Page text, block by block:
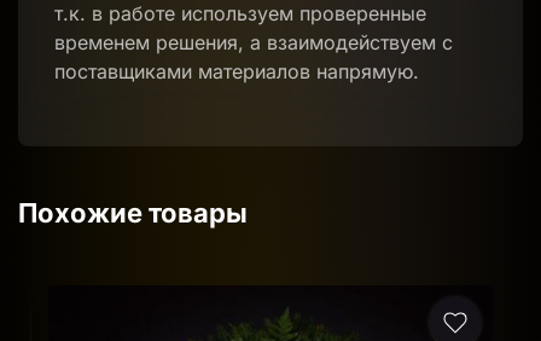
т.к. в работе используем проверенные
временем решения, а взаимодействуем с
поставщиками материалов напрямую.
Похожие товары